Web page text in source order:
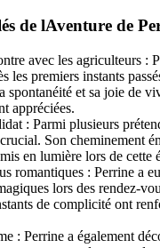
de lAventure de
avec les agriculteurs :
les premiers instants
spontanéité et sa joie de
appréciées.
: Parmi plusieurs
Son cheminement
en lumière lors de cette
romantiques : Perrine a
lors des rendez-
de complicité ont
: Perrine a également